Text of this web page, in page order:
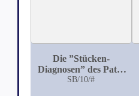
Die ”Stücken-
Diagnosen” des Path.
en Instituts in
SB/10/#